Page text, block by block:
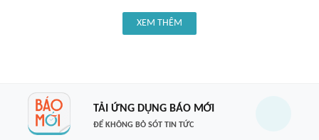
XEM THÊM
TẢI ỨNG DỤNG BÁO MỚI
ĐỂ KHÔNG BỎ SÓT TIN TỨC